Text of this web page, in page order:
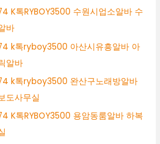
K톡RYBOY3500 수원시업소알바 수
바
k톡ryboy3500 아산시유흥알바 아
알바
k톡ryboy3500 완산구노래방알바
도사무실
K톡RYBOY3500 용암동룸알바 하복